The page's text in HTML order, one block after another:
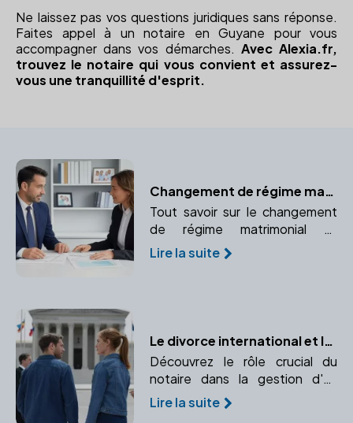
Ne laissez pas vos questions juridiques sans réponse.
Faites appel à un notaire en Guyane pour vous
accompagner dans vos démarches. Avec Alexia.fr,
trouvez le notaire qui vous convient et assurez-
vous une tranquillité d'esprit.
Changement de régime matrimonial
Tout savoir sur le changement
de régime matrimonial et
pourquoi consulter un notaire
pour cette démarche
Lire la suite
Le divorce international et le rôle essentiel du notaire
Découvrez le rôle crucial du
notaire dans la gestion d'un
divorce international, de
l'application des conventions
Lire la suite